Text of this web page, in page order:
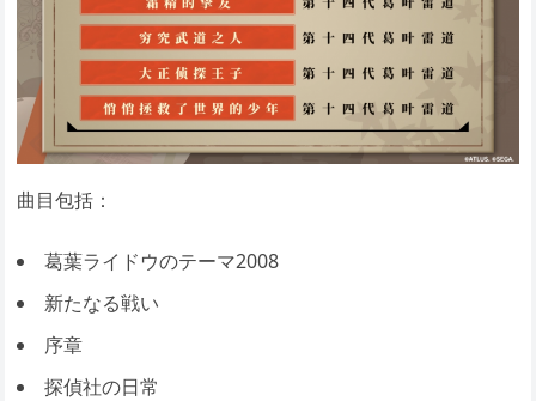
曲目包括：
葛葉ライドウのテーマ2008
新たなる戦い
序章
探偵社の日常